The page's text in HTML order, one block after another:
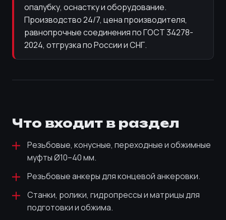
опалубку, оснастку и оборудование.
Производство 24/7, цена производителя,
равнопрочные соединения по ГОСТ 34278-
2024, отгрузка по России и СНГ.
Что входит в раздел
Резьбовые, конусные, переходные и обжимные
муфты Ø10–40 мм.
Резьбовые анкеры для концевой анкеровки.
Станки, ролики, гидропрессы и матрицы для
подготовки и обжима.